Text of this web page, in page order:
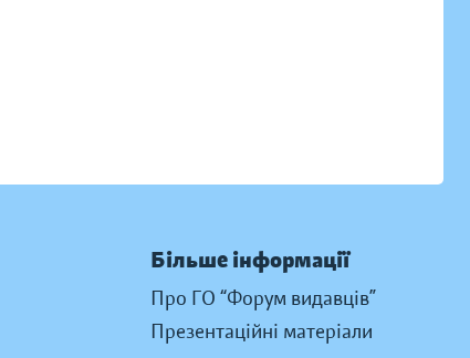
Більше інформації
Про ГО “Форум видавців”
Презентаційні матеріали